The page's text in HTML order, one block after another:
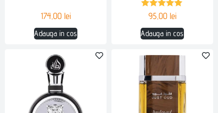
174,00 lei
Adauga in cos
95,00 lei
Adauga in cos
Evaluat la
5.00 din 5